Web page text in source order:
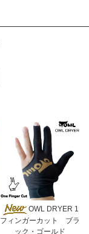
OWL DRYER 1
フィンガーカット ブラ
ック・ゴールド